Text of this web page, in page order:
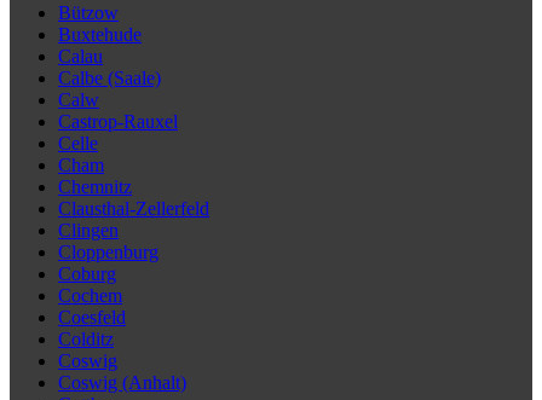
Bützow
Buxtehude
Calau
Calbe (Saale)
Calw
Castrop-Rauxel
Celle
Cham
Chemnitz
Clausthal-Zellerfeld
Clingen
Cloppenburg
Coburg
Cochem
Coesfeld
Colditz
Coswig
Coswig (Anhalt)